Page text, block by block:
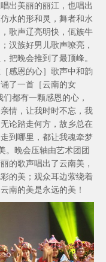
出美丽的丽江，也唱出
水的形和灵，舞者和水
歌声辽亮明快，佤族牛
汉族好男儿歌声嘹亮，
把晚会推到了最顶峰。
感恩的心］歌声中和韵
了一首［云南的女
都有一颗感恩的心，
情，让我时时不忘，我
论踏走何方，故乡总在
到哪里，都让我魂牵梦
。晚会压轴由艺术团团
的歌声唱出了云南美，
的美；观众耳边萦绕着
南的美是永远的美！